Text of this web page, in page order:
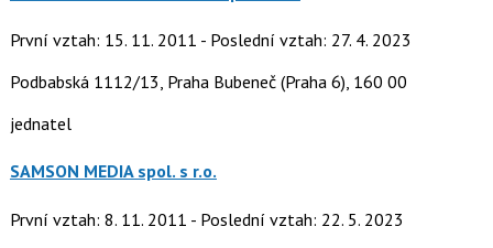
První vztah: 15. 11. 2011 - Poslední vztah: 27. 4. 2023
Podbabská 1112/13, Praha Bubeneč (Praha 6), 160 00
jednatel
SAMSON MEDIA spol. s r.o.
První vztah: 8. 11. 2011 - Poslední vztah: 22. 5. 2023